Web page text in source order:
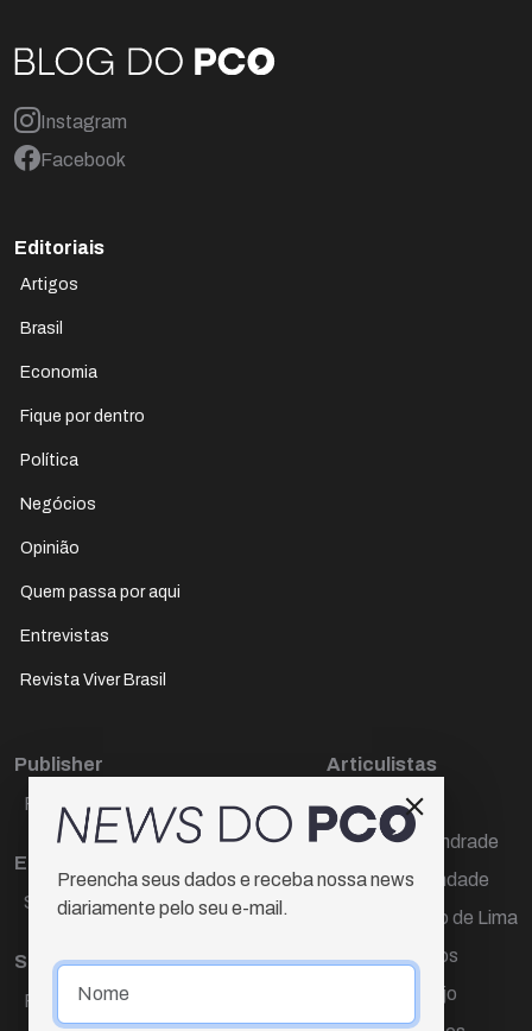
Instagram
Facebook
Editoriais
Artigos
Brasil
Economia
Fique por dentro
Política
Negócios
Opinião
Quem passa por aqui
Entrevistas
Revista Viver Brasil
Publisher
Paulo Cesar de Oliveira
Editora Chefe
Sueli Cotta
Sub-editora
Raquel Ayres
Articulistas
Décio Freire
Dr Marcos Andrade
Hamilton Trindade
Igor Carvalho de Lima
Mario Campos
Renata Araújo
Preencha seus dados e receba nossa news
diariamente pelo seu e-mail.